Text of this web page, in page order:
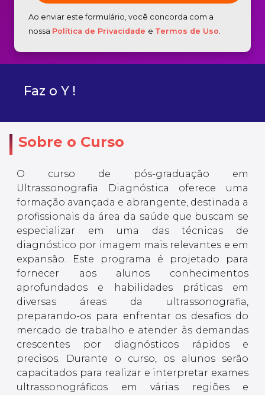
Ao enviar este formulário, você concorda com a
nossa Política de Privacidade e Termos de Uso.
Faz o Y !
Sobre o Curso
O curso de pós-graduação em
Ultrassonografia Diagnóstica oferece uma
formação avançada e abrangente, destinada a
profissionais da área da saúde que buscam se
especializar em uma das técnicas de
diagnóstico por imagem mais relevantes e em
expansão. Este programa é projetado para
fornecer aos alunos conhecimentos
aprofundados e habilidades práticas em
diversas áreas da ultrassonografia,
preparando-os para enfrentar os desafios do
mercado de trabalho e atender às demandas
crescentes por diagnósticos rápidos e
precisos. Durante o curso, os alunos serão
capacitados para realizar e interpretar exames
ultrassonográficos em várias regiões e